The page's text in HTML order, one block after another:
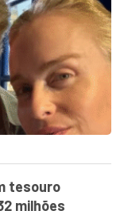
tesouro
milhões